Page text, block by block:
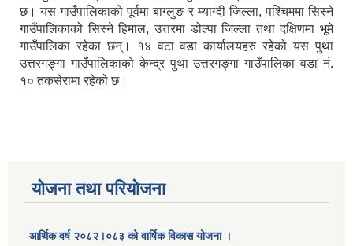
छ। यस गाउँपालिकाको पूर्वमा बाग्लुङ र म्याग्दी जिल्ला, पश्चिममा सिस्ने
गाउँपालिकाको सिस्ने हिमाल, उत्तरमा डोल्पा जिल्ला तथा दक्षिणमा भूमे
गाउँपालिका रहेका छन्। १४ वटा वडा कार्यालयहरु रहेको यस पुथा
उत्तरगङ्गा गाउँपालिकाको केन्द्र पुथा उत्तरगङ्गा गाउँपालिका वडा नं.
१० तकसेरामा रहेको छ।
योजना तथा परियोजना
आर्थिक वर्ष २०८२।०८३ को वार्षिक विकास योजना ।